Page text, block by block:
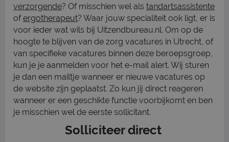
verzorgende? Of misschien wel als tandartsassistente
ofergotherapeut? Waar jouw specialiteit ook ligt, er is
voor ieder wat wils bij Uitzendbureau.nl. Om op de
hoogte te blijven van de zorg vacatures in Utrecht, of
van specifieke vacatures binnen deze beroepsgroep,
kun je je aanmelden voor het e-mail alert. Wij sturen
je dan een mailtje wanneer er nieuwe vacatures op
de website zijn geplaatst. Zo kun jij direct reageren
wanneer er een geschikte functie voorbijkomt en ben
je misschien wel de eerste sollicitant.
Solliciteer direct